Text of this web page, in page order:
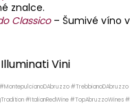
znalce.
Classico– Šumivé víno
Vini
#ItalianRedWine